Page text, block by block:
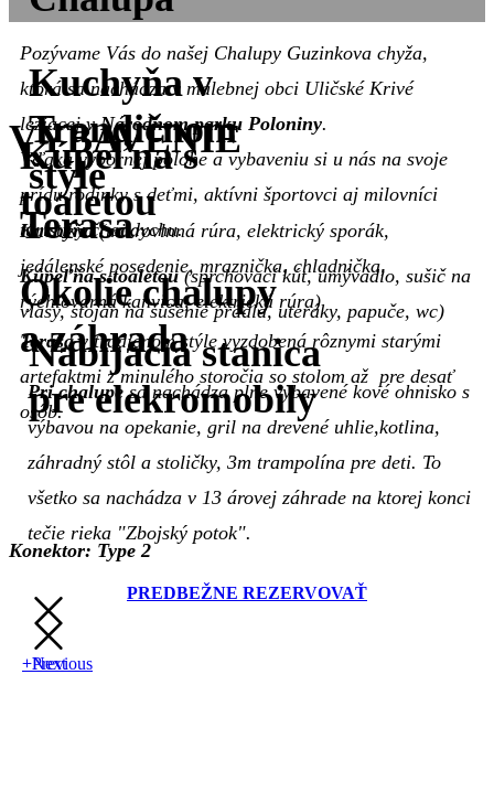
VYBAVENIE
Pozývame Vás do našej Chalupy Guzinkova chyža,
ktorá sa nachádza v malebnej obci Uličské Krivé
ležiacej vNárodnom parku Poloniny.
Vďaka výbornej polohe a vybaveniu si u nás na svoje
prídu rodinky s deťmi, aktívni športovci aj milovníci
turistiky či oddychu.
Kuchyňa v
Trandičnom
štýle
Kuchyňa (mikrovlnná rúra, elektrický sporák,
jedálenské posedenie, mraznička, chladnička,
rýchlovarná kanvica, elektrická rúra)
Kúpeľna s
toaletou
Kúpeľňa s toaletou(sprchovací kút, umývadlo, sušič na
vlasy, stojan na sušenie prádla, uteráky, papuče, wc)
Terasa
Terasav tradičnom stýle vyzdobená rôznymi starými
artefaktmi z minulého storočia so stolom až pre desať
osôb.
Okolie chalupy
a záhrada
Pri chalupesa nachádza plne vybavené kové ohnisko s
výbavou na opekanie, gril na drevené uhlie,kotlina,
záhradný stôl a stoličky, 3m trampolína pre deti. To
všetko sa nachádza v 13 árovej záhrade na ktorej konci
tečie rieka "Zbojský potok".
Nabíjacia stanica
pre elekromobily
Konektor: Type 2
+Previous
+Next
PREDBEŽNE REZERVOVAŤ